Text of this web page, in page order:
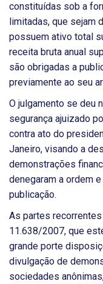
constituídas sob a
limitadas, que sejam
possuem ativo total
receita bruta anual
são obrigadas a
previamente ao seu
O julgamento se deu
segurança ajuizado
contra ato do
Janeiro, visando a
demonstrações
denegaram a ordem
publicação.
As partes recorrentes
11.638/2007, que
grande porte
divulgação de
sociedades